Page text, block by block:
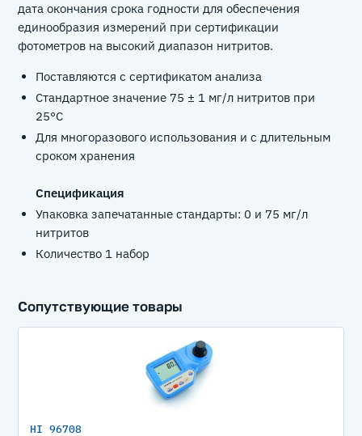
дата окончания срока годности для обеспечения
единообразия измерений при сертификации
фотометров на высокий диапазон нитритов.
Поставляются с сертификатом анализа
Стандартное значение 75 ± 1 мг/л нитритов при
25°С
Для многоразового использования и с длительным
сроком хранения
Спецификация
Упаковка запечатанные стандарты: 0 и 75 мг/л
нитритов
Количество 1 набор
Сопутствующие товары
HI 96708